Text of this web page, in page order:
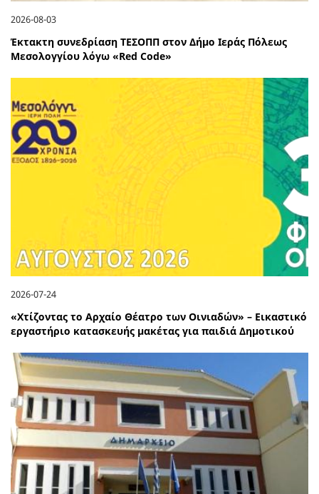
2026-08-03
Έκτακτη συνεδρίαση ΤΕΣΟΠΠ στον Δήμο Ιεράς Πόλεως
Μεσολογγίου λόγω «Red Code»
2026-07-24
«Χτίζοντας το Αρχαίο Θέατρο των Οινιαδών» – Εικαστικό
εργαστήριο κατασκευής μακέτας για παιδιά Δημοτικού